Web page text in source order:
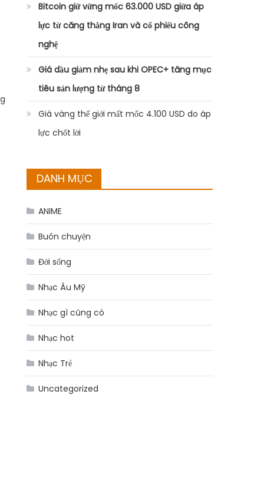
Bitcoin giữ vững mốc 63.000 USD giữa áp
lực từ căng thẳng Iran và cổ phiếu công
nghệ
Giá dầu giảm nhẹ sau khi OPEC+ tăng mục
tiêu sản lượng từ tháng 8
Giá vàng thế giới mất mốc 4.100 USD do áp
lực chốt lời
DANH MỤC
ANIME
Buôn chuyện
Đời sống
Nhạc Âu Mỹ
Nhạc gì cũng có
Nhạc hot
Nhạc Trẻ
Uncategorized